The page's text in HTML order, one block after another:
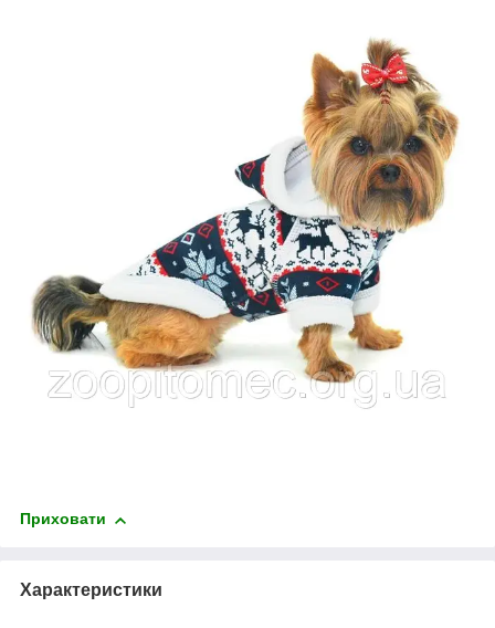
Приховати
Характеристики